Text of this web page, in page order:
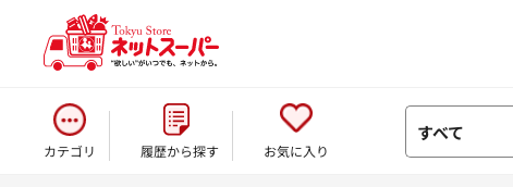
カテゴリ 履歴から探す お気に入り
すべて